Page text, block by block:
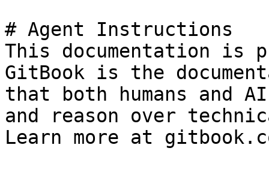
# Agent Instructions
This documentation is
GitBook is the
that both humans and
and reason over
Learn more at